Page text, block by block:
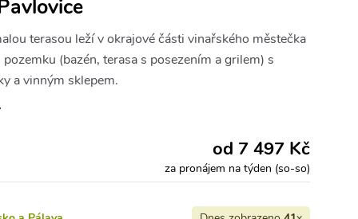
terasou leží v okrajové části vinařského městečka
(bazén, terasa s posezením a grilem) s
a vinným sklepem.
od 7 497 Kč
za pronájem na týden (so-so)